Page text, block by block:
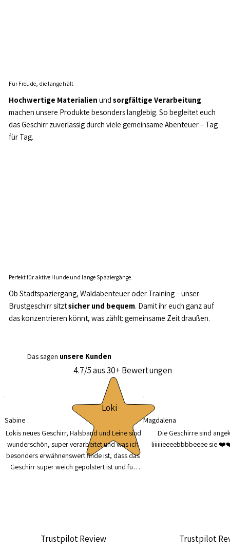
Für Freude, die lange hält
Hochwertige Materialien undsorgfältige Verarbeitung
machen unsere Produkte besonders langlebig. So begleitet euch
das Geschirr zuverlässig durch viele gemeinsame Abenteuer – Tag
für Tag.
Perfekt für aktive Hunde und lange Spaziergänge.
Ob Stadtspaziergang, Waldabenteuer oder Training – unser
Brustgeschirr sitztsicher und bequem. Damit ihr euch ganz auf
das konzentrieren könnt, was zählt: gemeinsame Zeit draußen.
Das sagen unsere Kunden
4.7/5 aus 30+ Bewertungen
Sabine
Lokis neues Geschirr, Halsband und Leine sind
wunderschön, super verarbeitet und was ich
besonders erwähnenswert finde ist, dass das
Geschirr super weich gepolstert ist und für
Loki
Trustpilot Review
Magdalena
Die Geschirre sind
liiiiiieeeebbbbeeee sie
Trustpilot